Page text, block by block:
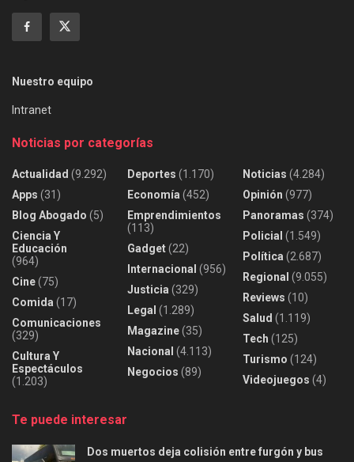
Nuestro equipo
Intranet
Noticias por categorías
Actualidad (9.292)
Apps (31)
Blog Abogado (5)
Ciencia Y
Educación
(964)
Cine(75)
Comida (17)
Comunicaciones
(329)
Cultura Y
Espectáculos
(1.203)
Deportes (1.170)
Economía (452)
Emprendimientos
(113)
Gadget(22)
Internacional (956)
Justicia (329)
Legal (1.289)
Magazine(35)
Nacional (4.113)
Negocios (89)
Noticias (4.284)
Opinión (977)
Panoramas (374)
Policial (1.549)
Política (2.687)
Regional (9.055)
Reviews (10)
Salud (1.119)
Tech (125)
Turismo (124)
Videojuegos (4)
Te puede interesar
Dos muertos deja colisión entre furgón y bus